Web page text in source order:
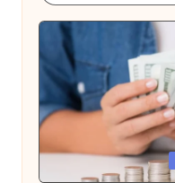
Posted